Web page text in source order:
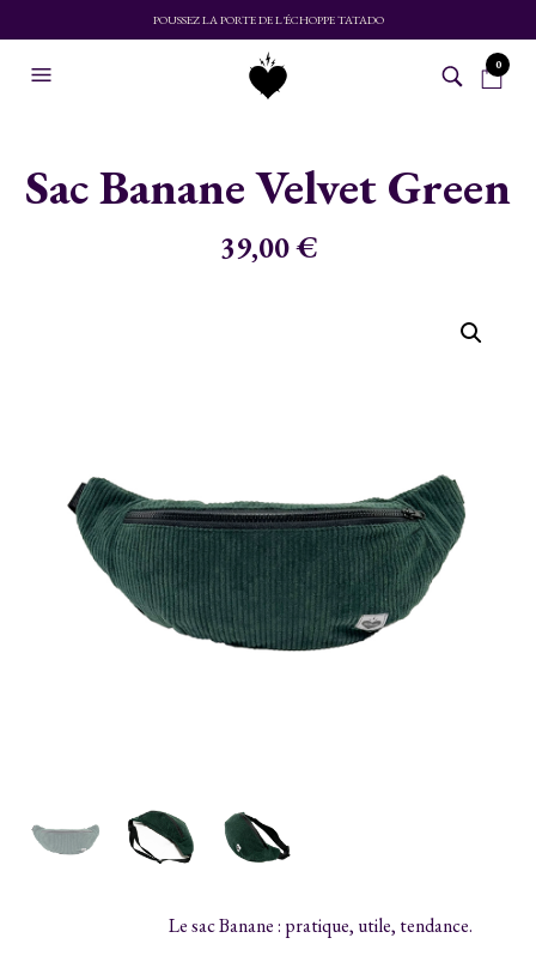
POUSSEZ LA PORTE DE L'ÉCHOPPE TATADO
0
Sac Banane Velvet Green
39,00€
Le sac Banane : pratique, utile, tendance.